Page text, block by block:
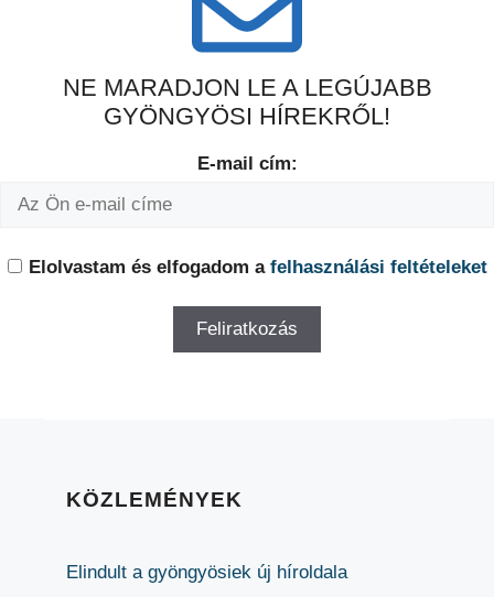
NE MARADJON LE A LEGÚJABB
GYÖNGYÖSI HÍREKRŐL!
E-mail cím:
Elolvastam és elfogadom a felhasználási feltételeket
KÖZLEMÉNYEK
Elindult a gyöngyösiek új híroldala